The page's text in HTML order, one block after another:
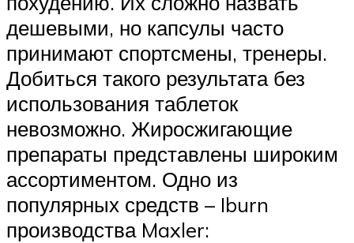
дешевыми, но капсулы часто
принимают спортсмены, тренеры.
Добиться такого результата без
использования таблеток
невозможно. Жиросжигающие
препараты представлены широким
ассортиментом. Одно из
популярных средств – Iburn
производства Maxler: